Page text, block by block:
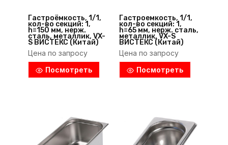
Гастроёмкость, 1/1,
кол-во секций: 1,
h=150 мм, нерж.
сталь, металлик, VX-
S ВИСТЕКС (Китай)
Цена по запросу
Посмотреть
Гастроемкость, 1/1,
кол-во секций: 1,
h=65 мм, нерж. сталь,
металлик, VX-S
ВИСТЕКС (Китай)
Цена по запросу
Посмотреть